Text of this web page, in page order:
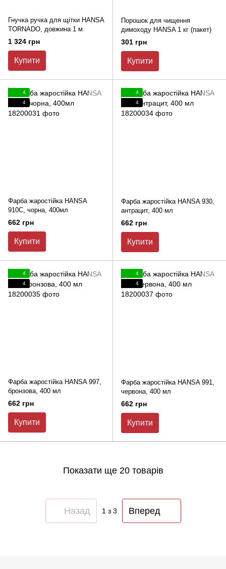
Гнучка ручка для щітки HANSA
TORNADO, довжина 1 м
1 324 грн
Купити
Порошок для чищення
димоходу HANSA 1 кг (пакет)
301 грн
Купити
4
4
Фарба жаростійка HANSA
910С, чорна, 400мл
662 грн
Купити
4
4
Фарба жаростійка HANSA 930,
антрацит, 400 мл
662 грн
Купити
4
4
Фарба жаростійка HANSA 997,
бронзова, 400 мл
662 грн
Купити
4
4
Фарба жаростійка HANSA 991,
червона, 400 мл
662 грн
Купити
Показати ще 20 товарів
Назад 1з 3 Вперед